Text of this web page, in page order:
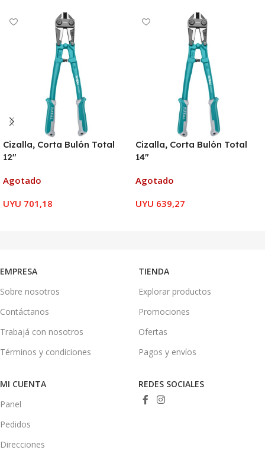
Cizalla, Corta Bulón Total
12″
Agotado
UYU 701,18
Cizalla, Corta Bulón Total
14″
Agotado
UYU 639,27
EMPRESA
Sobre nosotros
Contáctanos
Trabajá con nosotros
Términos y condiciones
TIENDA
Explorar productos
Promociones
Ofertas
Pagos y envíos
MI CUENTA
Panel
Pedidos
Direcciones
REDES SOCIALES